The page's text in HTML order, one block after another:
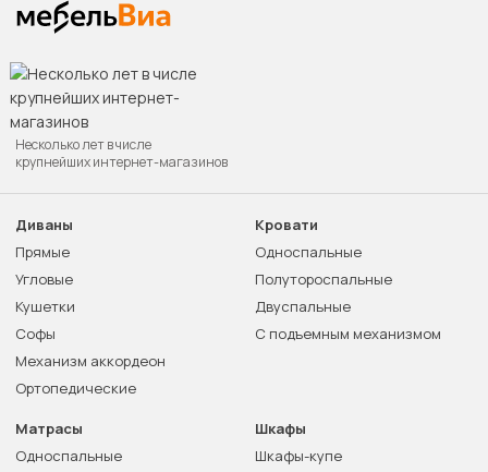
Несколько лет в числе
крупнейших интернет-магазинов
Диваны
Прямые
Угловые
Кушетки
Софы
Механизм аккордеон
Ортопедические
Кровати
Односпальные
Полутороспальные
Двуспальные
С подъемным механизмом
Матрасы
Односпальные
Шкафы
Шкафы-купе